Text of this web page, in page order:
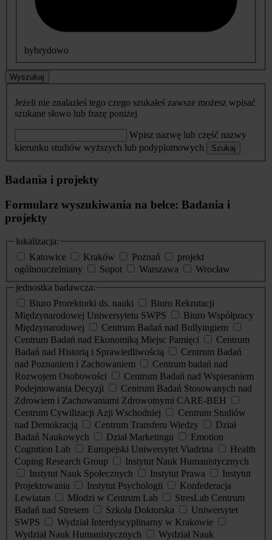
hybrydowo
Wyszukaj
Jeżeli nie znalazłeś tego czego szukałeś zawsze możesz wpisać
szukane słowo lub frazę poniżej
Wpisz nazwę lub część nazwy
kierunku studiów wyższych lub podyplomowych
Szukaj
Badania i projekty
Formularz wyszukiwania na belce: Badania i
projekty
lokalizacja:
Katowice
Kraków Poznań
projekt
ogólnouczelniany
Sopot Warszawa
Wrocław
jednostka badawcza:
Biuro Prorektorki ds. nauki
Biuro Rekrutacji
Międzynarodowej Uniwersytetu SWPS
Biuro Współpracy
Międzynarodowej
Centrum Badań nad Bullyingiem
Centrum Badań nad Ekonomiką Miejsc Pamięci
Centrum
Badań nad Historią i Sprawiedliwością
Centrum Badań
nad Poznaniem i Zachowaniem
Centrum badań nad
Rozwojem Osobowości
Centrum Badań nad Wspieraniem
Podejmowania Decyzji
Centrum Badań Stosowanych nad
Zdrowiem i Zachowaniami Zdrowotnymi CARE-BEH
Centrum Cywilizacji Azji Wschodniej
Centrum Studiów
nad Demokracją
Centrum Transferu Wiedzy
Dział
Badań Naukowych
Dział Marketingu
Emotion
Cognition Lab
Europejski Uniwersytet Viadrina
Health
Coping Research Group
Instytut Nauk Humanistycznych
Instytut Nauk Społecznych
Instytut Prawa
Instytut
Projektowania
Instytut Psychologii
Konfederacja
Lewiatan
Młodzi w Centrum Lab
StresLab Centrum
Badań nad Stresem
Szkoła Doktorska
Uniwersytet
SWPS
Wydział Interdyscyplinarny w Krakowie
Wydział Nauk Humanistycznych
Wydział Nauk